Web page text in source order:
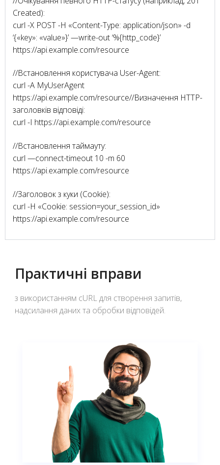
Created):
curl -X POST -H «Content-Type: application/json» -d
‘{«key»: «value»}’ —write-out ‘%{http_code}’
https://api.example.com/resource
//Встановлення користувача User-Agent:
curl -A MyUserAgent
https://api.example.com/resource//Визначення HTTP-
заголовків відповіді:
curl -I https://api.example.com/resource
//Встановлення таймауту:
curl —connect-timeout 10 -m 60
https://api.example.com/resource
//Заголовок з куки (Cookie):
curl -H «Cookie: session=your_session_id»
https://api.example.com/resource
Практичні вправи
з використанням cURL для створення запитів,
надсилання даних та обробки відповідей.